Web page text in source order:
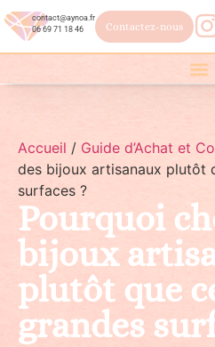
contact@aynoa.fr
06 69 71 18 46
Contactez-nous
Accueil / Guide d’Achat et
des bijoux artisanaux plutôt
surfaces ?
Pourquoi
bijoux
plutôt que
grandes